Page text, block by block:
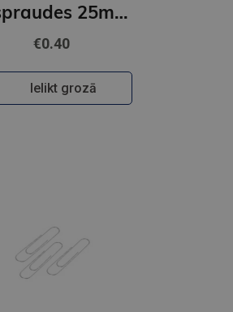
Saspraudes 25mm FOROFIS apļveida niķelētas 100gab
€0.40
Ielikt grozā